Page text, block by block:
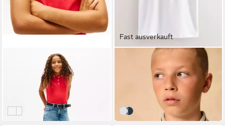
TOMMY HILFIGER
Poloshirt CLASSIC POLO
SLEEVELESS Kinder bis 16
Jahre, ärmellos, regular fit
ab 26,68 € UVP 44,90 €
Fast ausverkauft
Poloshirt Kurzärmeliges
Poloshirt mit gestreiften
Kragen (1-tlg)
ab 11,00 € UVP16,00 €
White
Grey